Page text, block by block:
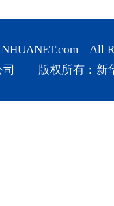
All
司 版权所有：新